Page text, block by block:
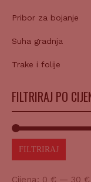
Pribor za bojanje
Suha gradnja
Trake i folije
FILTRIRAJ PO
FILTRIRAJ
Cijena: 0 € — 30 €